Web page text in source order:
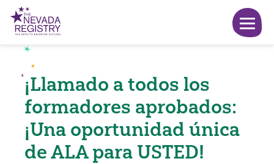
¡Llamado a todos los
formadores aprobados:
¡Una oportunidad única
de ALA para USTED!